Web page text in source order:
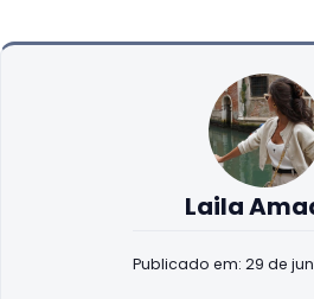
Laila
Publicado em: 29 de